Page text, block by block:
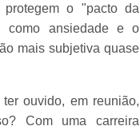
o "pacto da
como ansiedade e o
mais subjetiva quase
ouvido, em reunião,
Com uma carreira